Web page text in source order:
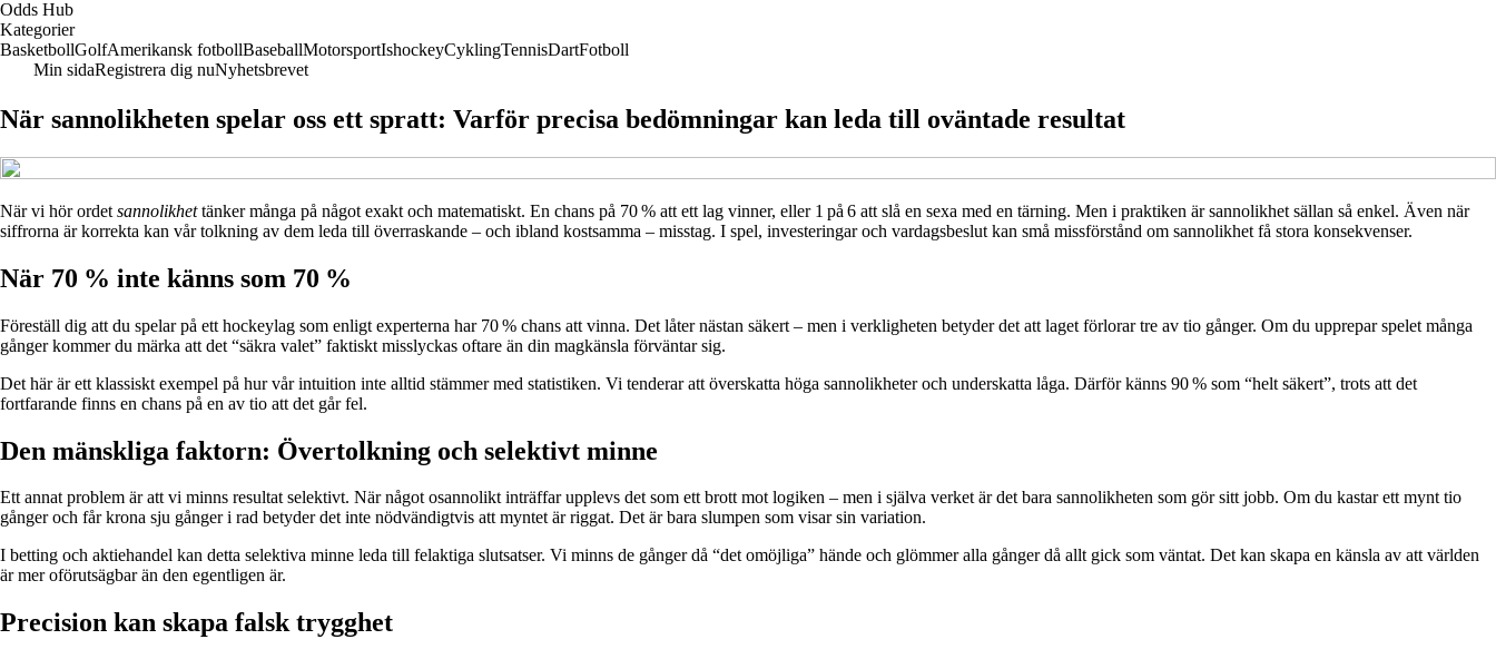
Odds Hub
Kategorier
BasketbollGolfAmerikansk fotbollBaseballMotorsportIshockeyCyklingTennisDartFotboll
Min sidaRegistrera dig nuNyhetsbrevet
När sannolikheten spelar oss ett spratt: Varför precisa bedömningar kan leda till oväntade resultat
När vi hör ordet sannolikhettänker många på något exakt och matematiskt. En chans på 70 % att ett lag vinner, eller 1 på 6 att slå en sexa med en tärning. Men i praktiken är sannolikhet sällan så enkel. Även när
siffrorna är korrekta kan vår tolkning av dem leda till överraskande – och ibland kostsamma – misstag. I spel, investeringar och vardagsbeslut kan små missförstånd om sannolikhet få stora konsekvenser.
När 70 % inte känns som 70 %
Föreställ dig att du spelar på ett hockeylag som enligt experterna har 70 % chans att vinna. Det låter nästan säkert – men i verkligheten betyder det att laget förlorar tre av tio gånger. Om du upprepar spelet många
gånger kommer du märka att det “säkra valet” faktiskt misslyckas oftare än din magkänsla förväntar sig.
Det här är ett klassiskt exempel på hur vår intuition inte alltid stämmer med statistiken. Vi tenderar att överskatta höga sannolikheter och underskatta låga. Därför känns 90 % som “helt säkert”, trots att det
fortfarande finns en chans på en av tio att det går fel.
Den mänskliga faktorn: Övertolkning och selektivt minne
Ett annat problem är att vi minns resultat selektivt. När något osannolikt inträffar upplevs det som ett brott mot logiken – men i själva verket är det bara sannolikheten som gör sitt jobb. Om du kastar ett mynt tio
gånger och får krona sju gånger i rad betyder det inte nödvändigtvis att myntet är riggat. Det är bara slumpen som visar sin variation.
I betting och aktiehandel kan detta selektiva minne leda till felaktiga slutsatser. Vi minns de gånger då “det omöjliga” hände och glömmer alla gånger då allt gick som väntat. Det kan skapa en känsla av att världen
är mer oförutsägbar än den egentligen är.
Precision kan skapa falsk trygghet